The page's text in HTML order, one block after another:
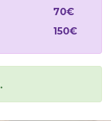
70€
150€
.